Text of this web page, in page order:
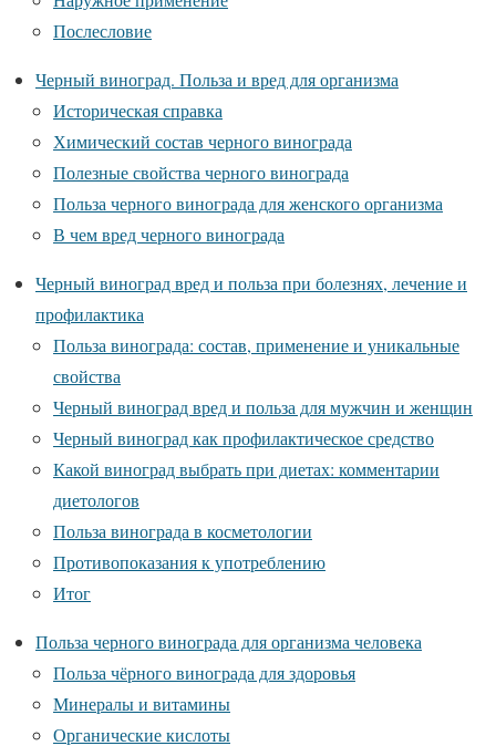
Послесловие
Черный виноград. Польза и вред для организма
Историческая справка
Химический состав черного винограда
Полезные свойства черного винограда
Польза черного винограда для женского организма
В чем вред черного винограда
Черный виноград вред и польза при болезнях, лечение и
профилактика
Польза винограда: состав, применение и уникальные
свойства
Черный виноград вред и польза для мужчин и женщин
Черный виноград как профилактическое средство
Какой виноград выбрать при диетах: комментарии
диетологов
Польза винограда в косметологии
Противопоказания к употреблению
Итог
Польза черного винограда для организма человека
Польза чёрного винограда для здоровья
Минералы и витамины
Органические кислоты